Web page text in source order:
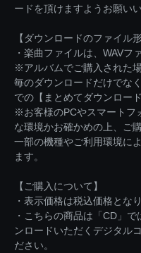
ードを頂けますようお願い
【ダウンロードのファイル
・楽曲ファイルは、WAVフ
※アルバムでご購入された
毎のダウンロードだけでな
での【まとめてダウンロー
※お客様のPCやスマートフ
な環境かお確かめの上、ご
一部の機種やご利用環境に
ます。
【ご購入について】
・表示価格は税込価格となり
・こちらの商品は「CD」
ンロードいただくデジタル
ださい。